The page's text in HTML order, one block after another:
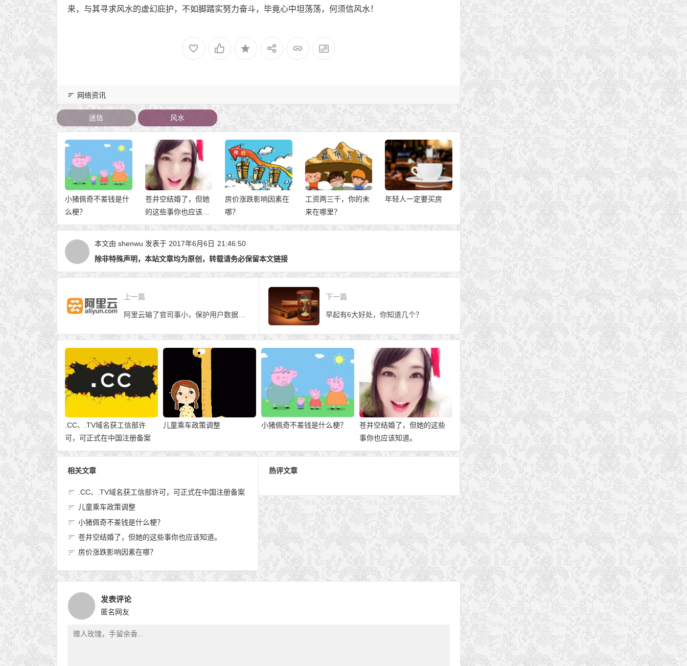
来，与其寻求风水的虚幻庇护，不如脚踏实努力奋斗，毕竟心中坦荡荡，何须信风水！
网络资讯
迷信 风水
车政策调整
小猪佩奇不差钱是什
么梗？
苍井空结婚了，但她
的这些事你也应该知
道。
房价涨跌影响因素在
哪？
工资两三千，你的未
来在哪里？
年轻人一定要买房
阿里云输了官司事
小，保护用户数据才
是大事
厦门网上办理居住证
开始运行
.CC、.TV域名获工
部许可，可正式在
国注册备案
本文由 shenwu 发表于 2017年6月6日 21:46:50
除非特殊声明，本站文章均为原创，转载请务必保留本文链接
上一篇 下一篇
早起有6大好处，你知道几个？
.CC、.TV域名获工信部许
可，可正式在中国注册备案
儿童乘车政策调整 小猪佩奇不差钱是什么梗？
苍井空结婚了，但她的这些
事你也应该知道。
相关文章
.CC、.TV域名获工信部许可，可正式在中国注册备案
儿童乘车政策调整
小猪佩奇不差钱是什么梗？
苍井空结婚了，但她的这些事你也应该知道。
房价涨跌影响因素在哪？
热评文章
发表评论
匿名网友